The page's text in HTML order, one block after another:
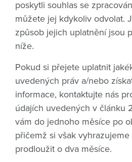
poskytli souhlas se
můžete jej kdykoliv odvolat.
způsob jejich uplatnění jsou
níže.
Pokud si přejete uplatnit
uvedených práv a/nebo
informace, kontaktujte nás
údajích uvedených v článku
vám do jednoho měsíce po
přičemž si však
prodloužit o dva měsíce.